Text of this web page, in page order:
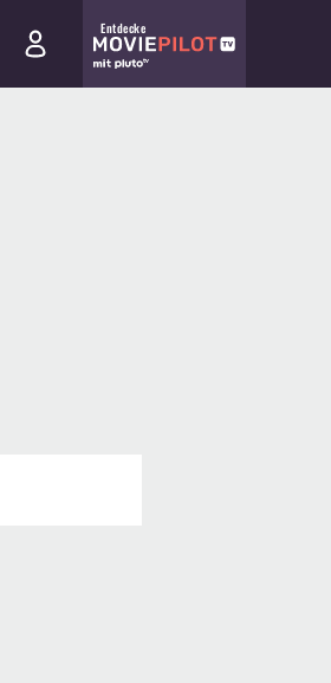
Entdecke